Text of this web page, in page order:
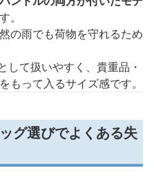
。
の雨でも荷物を守れるため
して扱いやすく、貴重品・
もって入るサイズ感です。
グ選びでよくある失